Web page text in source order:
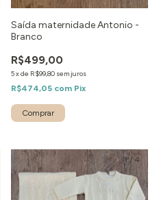
Saída maternidade Antonio -
Branco
R$499,00
5xde R$99,80 sem juros
R$474,05 com Pix
Comprar
1/ 4